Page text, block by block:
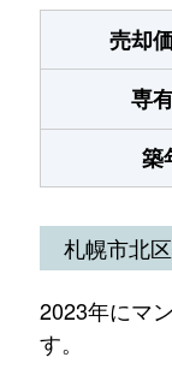
売却
専
築
札幌市北
2023年にマ
す。